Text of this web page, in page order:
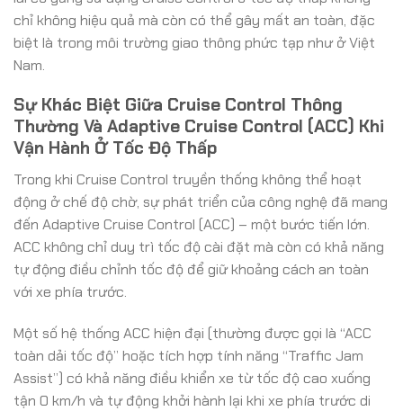
chỉ không hiệu quả mà còn có thể gây mất an toàn, đặc
biệt là trong môi trường giao thông phức tạp như ở Việt
Nam.
Sự Khác Biệt Giữa Cruise Control Thông
Thường Và Adaptive Cruise Control (ACC) Khi
Vận Hành Ở Tốc Độ Thấp
Trong khi Cruise Control truyền thống không thể hoạt
động ở chế độ chờ, sự phát triển của công nghệ đã mang
đến Adaptive Cruise Control (ACC) – một bước tiến lớn.
ACC không chỉ duy trì tốc độ cài đặt mà còn có khả năng
tự động điều chỉnh tốc độ để giữ khoảng cách an toàn
với xe phía trước.
Một số hệ thống ACC hiện đại (thường được gọi là “ACC
toàn dải tốc độ” hoặc tích hợp tính năng “Traffic Jam
Assist”) có khả năng điều khiển xe từ tốc độ cao xuống
tận 0 km/h và tự động khởi hành lại khi xe phía trước di